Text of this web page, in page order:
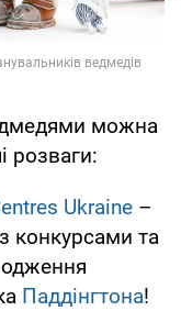
можна
розваги:
Ukraine –
конкурсами та
Паддінгтона!